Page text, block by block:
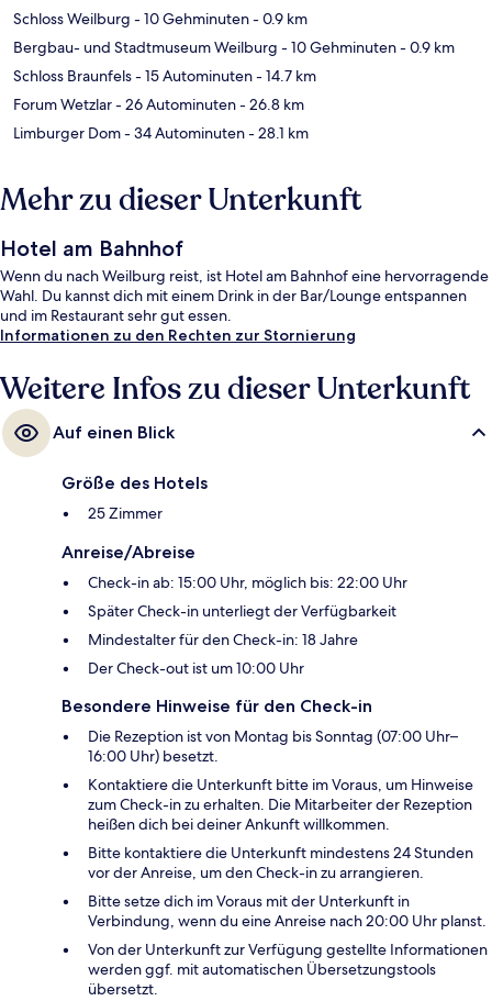
Schloss Weilburg - 10 Gehminuten- 0.9 km
Bergbau- und Stadtmuseum Weilburg - 10 Gehminuten- 0.9 km
Schloss Braunfels- 15 Autominuten- 14.7 km
Forum Wetzlar- 26 Autominuten- 26.8 km
Limburger Dom- 34 Autominuten- 28.1 km
Mehr zu dieser Unterkunft
Hotel am Bahnhof
Wenn du nach Weilburg reist, ist Hotel am Bahnhof eine hervorragende
Wahl. Du kannst dich mit einem Drink in der Bar/Lounge entspannen
und im Restaurant sehr gut essen.
Informationen zu den Rechten zur Stornierung
Weitere Infos zu dieser Unterkunft
Auf einen Blick
Größe des Hotels
25 Zimmer
Anreise/Abreise
Check-in ab: 15:00 Uhr, möglich bis: 22:00 Uhr
Später Check-in unterliegt der Verfügbarkeit
Mindestalter für den Check-in: 18 Jahre
Der Check-out ist um 10:00 Uhr
Besondere Hinweise für den Check-in
Die Rezeption ist von Montag bis Sonntag (07:00 Uhr–
16:00 Uhr) besetzt.
Kontaktiere die Unterkunft bitte im Voraus, um Hinweise
zum Check-in zu erhalten. Die Mitarbeiter der Rezeption
heißen dich bei deiner Ankunft willkommen.
Bitte kontaktiere die Unterkunft mindestens 24 Stunden
vor der Anreise, um den Check-in zu arrangieren.
Bitte setze dich im Voraus mit der Unterkunft in
Verbindung, wenn du eine Anreise nach 20:00 Uhr planst.
Von der Unterkunft zur Verfügung gestellte Informationen
werden ggf. mit automatischen Übersetzungstools
übersetzt.